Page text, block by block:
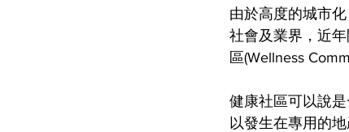
由於高度的城市
社會及業界，近
區(Wellness
健康社區可以說
以發生在專用的